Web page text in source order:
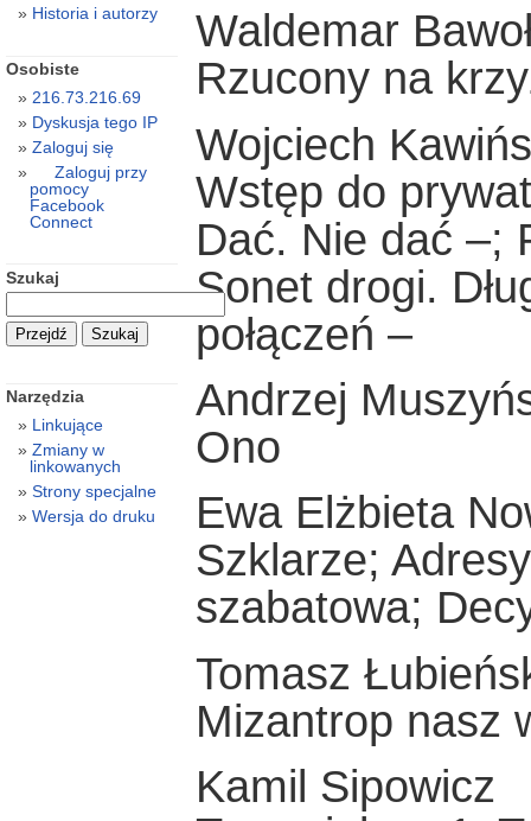
Waldemar
Rzucony na
Wojciech
Wstęp do
Dać. Nie dać –;
Sonet drogi.
połączeń –
Andrzej
Ono
Ewa Elżbieta
Szklarze;
szabatowa;
Tomasz
Mizantrop nasz
Kamil Sipowicz
Historia i autorzy
Osobiste
216.73.216.69
Dyskusja tego IP
Zaloguj się
Zaloguj przy
pomocy
Facebook
Connect
Szukaj
Narzędzia
Linkujące
Zmiany w
linkowanych
Strony specjalne
Wersja do druku